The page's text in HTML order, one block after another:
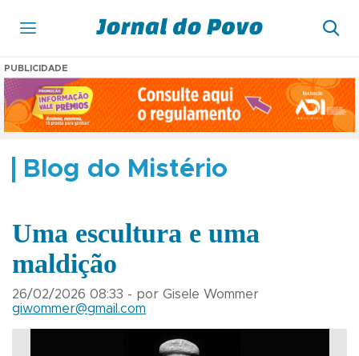
PUBLICIDADE
Blog do Mistério
Uma escultura e uma
maldição
26/02/2026 08:33 - por Gisele Wommer
giwommer@gmail.com